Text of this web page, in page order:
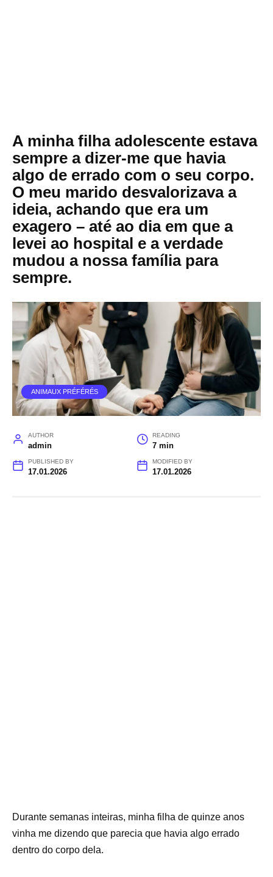
A minha filha adolescente estava
sempre a dizer-me que havia
algo de errado com o seu corpo.
O meu marido desvalorizava a
ideia, achando que era um
exagero – até ao dia em que a
levei ao hospital e a verdade
mudou a nossa família para
sempre.
ANIMAUX PRÉFÉRÉS
AUTHOR
admin
READING
7 min
PUBLISHED BY
17.01.2026
MODIFIED BY
17.01.2026
Durante semanas inteiras, minha filha de quinze anos
vinha me dizendo que parecia que havia algo errado
dentro do corpo dela.